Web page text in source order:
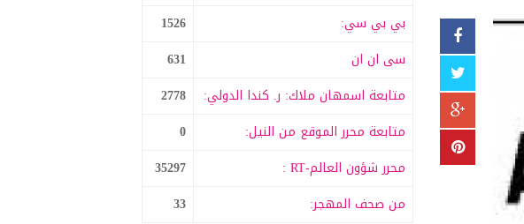
بي بي سي:
1526
سى ان ان
631
متابعة اسمهان ملاك: ر. كندا الدولي:
2778
متابعة محرر الموقع من النيل:
0
محرر شؤون العالم-RT :
35297
من صحف المهجر:
33